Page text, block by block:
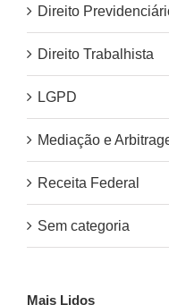
Direito
Direito Trabalhista
LGPD
Mediação e
Receita Federal
Sem categoria
Mais Lidos